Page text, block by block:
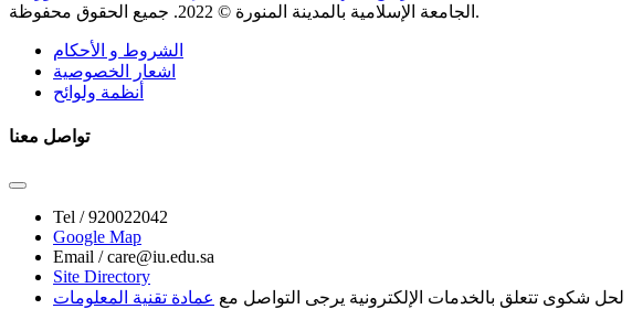
الجامعة الإسلامية بالمدينة المنورة © 2022 . جميع الحقوق محفوظة.
الشروط و الأحكام
اشعار الخصوصية
أنظمة ولوائح
تواصل معنا
Tel /920022042
Google Map
Email /care@iu.edu.sa
Site Directory
لحل شكوى تتعلق بالخدمات الإلكترونية يرجى التواصل مع عمادة تقنية المعلومات